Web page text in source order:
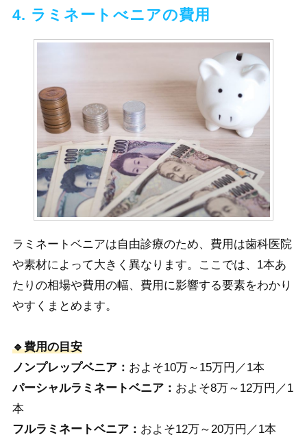
4. ラミネートべニアの費用
ラミネートベニアは自由診療のため、費用は歯科医院
や素材によって大きく異なります。ここでは、1本あ
たりの相場や費用の幅、費用に影響する要素をわかり
やすくまとめます。
🔹費用の目安
ノンプレップベニア： およそ10万～15万円／1本
パーシャルラミネートベニア： およそ8万～12万円／1
本
フルラミネートベニア： およそ12万～20万円／1本